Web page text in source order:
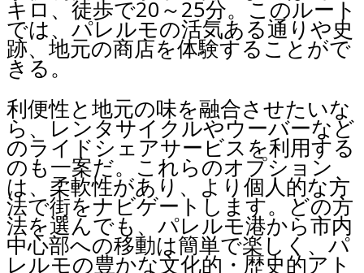
キロ、徒歩で20～25分。このルート
では、パレルモの活気ある通りや史
跡、地元の商店を体験することがで
きる。
利便性と地元の味を融合させたいな
ら、レンタサイクルやウーバーなど
のライドシェアサービスを利用する
のも一案だ。これらのオプション
は、柔軟性があり、より個人的な方
法で街をナビゲートします。どの方
法を選んでも、パレルモ港から市内
中心部への移動は簡単で楽しく、パ
レルモの豊かな文化的・歴史的アト